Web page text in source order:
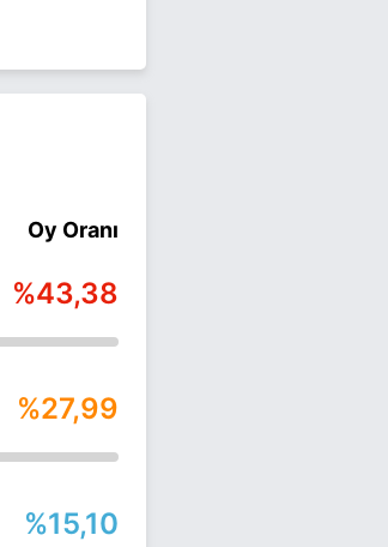
Oy Oranı
%43,38
%27,99
%15,10